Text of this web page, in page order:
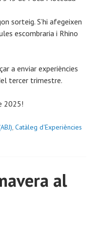
sorteig. S’hi afegeixen
escombraria i Rhino
a enviar experiències
tercer trimestre.
2025!
, Catàleg d'Experiències
al